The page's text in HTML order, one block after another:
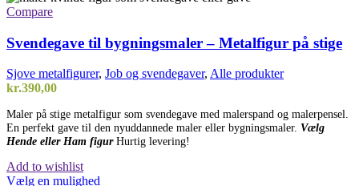
Compare
Svendegave til bygningsmaler – Metalfigur på stige
Sjove metalfigurer, Job og svendegaver, Alle produkter
kr.390,00
Maler på stige metalfigur som svendegave med malerspand og malerpensel.
En perfekt gave til den nyuddannede maler eller bygningsmaler. Vælg
Hende eller Ham figurHurtig levering!
Add to wishlist
Vælg en mulighed